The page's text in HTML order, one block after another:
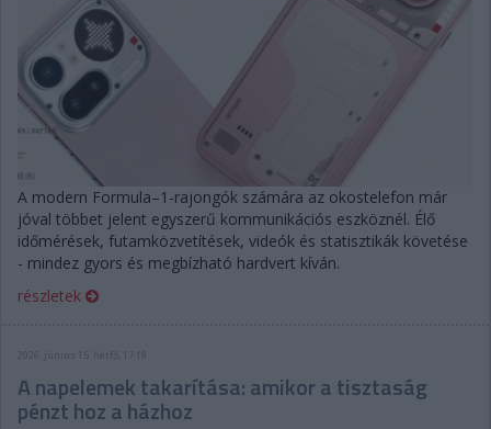
A modern Formula–1-rajongók számára az okostelefon már
jóval többet jelent egyszerű kommunikációs eszköznél. Élő
időmérések, futamközvetítések, videók és statisztikák követése
- mindez gyors és megbízható hardvert kíván.
részletek
2026. június 15. hétfő, 17:19
A napelemek takarítása: amikor a tisztaság
pénzt hoz a házhoz